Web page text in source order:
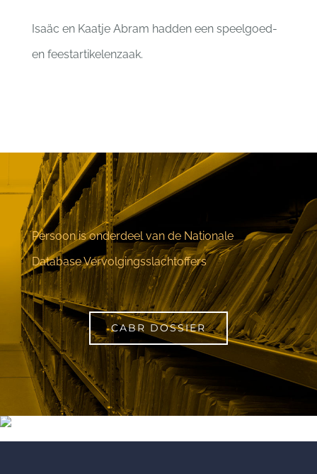
Isaäc en Kaatje Abram hadden een speelgoed-
en feestartikelenzaak.
Persoon is onderdeel van de Nationale
Database Vervolgingsslachtoffers
CABR DOSSIER